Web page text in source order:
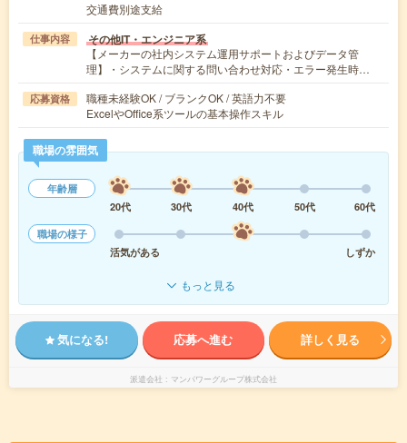
交通費別途支給
仕事内容 その他IT・エンジニア系
【メーカーの社内システム運用サポートおよびデータ管
理】・システムに関する問い合わせ対応・エラー発生時…
応募資格
職種未経験OK / ブランクOK / 英語力不要
ExcelやOffice系ツールの基本操作スキル
職場の雰囲気
年齢層
20代
30代 40代 50代
60代
職場の様子
活気がある
しずか
もっと見る
気になる! 応募へ進む 詳しく見る
派遣会社 マンパワーグループ株式会社